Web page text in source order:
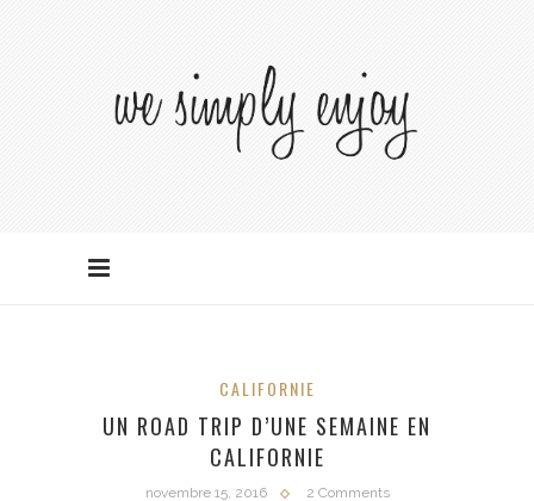
CALIFORNIE
UN ROAD TRIP D’UNE SEMAINE EN
CALIFORNIE
novembre 15, 2016 2 Comments